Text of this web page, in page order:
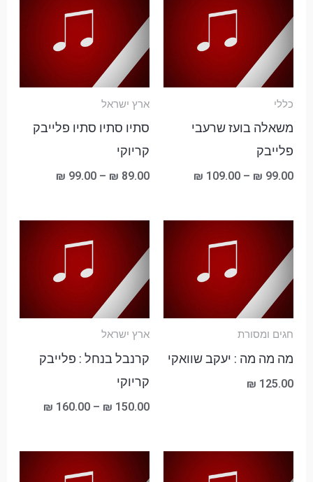
כללי
משאלה בועז שרעבי
פלייבק
₪ 99.00
–
₪ 109.00
ארץ ישראל
סתיו סתיו סתיו פלייבק
קריוקי
₪ 89.00
–
₪ 99.00
עד
חגים ומסורת
מה מה מה : יעקב שוואקי
₪ 125.00
ארץ ישראל
קרנבל בנחל : פלייבק
קריוקי
₪ 150.00
–
₪ 160.00